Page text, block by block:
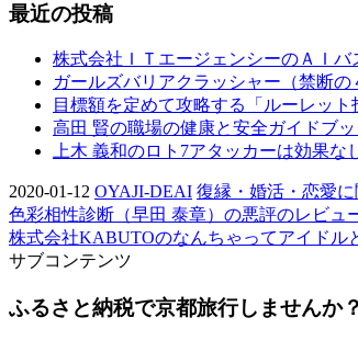
最近の投稿
株式会社ＩＴエージェンシーのＡＩバ
ガールズバリアクラッシャー（禁断
目標額を定めて攻略する「ルーレッ
高田 賢の職場の健康と安全ガイドブ
上木 義和のロト7アタッカーは効果な
2020-01-12 OYAJI-DEAI 復縁・婚活・恋愛
色彩相性診断（早田 泰章）の悪評のレビュ
株式会社KABUTOのなんちゃってアイド
サブコンテンツ
ふるさと納税で京都旅行しませんか？